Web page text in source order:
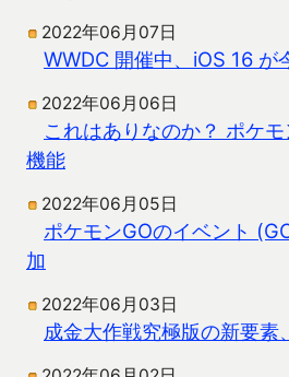
2022年06月07日
WWDC 開催中、iOS 16 が
2022年06月06日
これはありなのか？ ポケ
機能
2022年06月05日
ポケモンGOのイベント
加
2022年06月03日
成金大作戦究極版の新要素